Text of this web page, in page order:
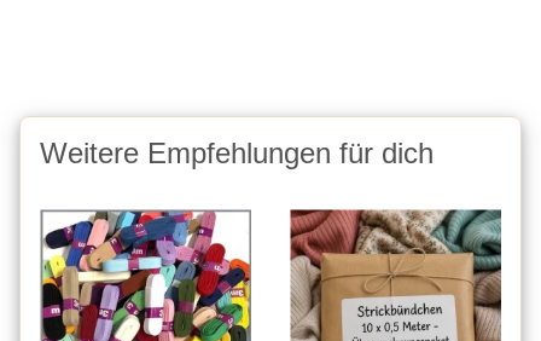
Weitere Empfehlungen für dich